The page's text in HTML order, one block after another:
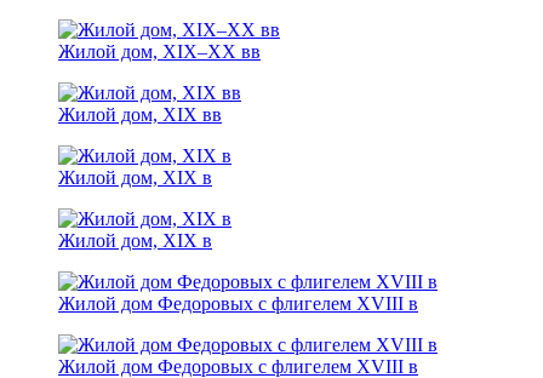
Жилой дом, XIX–XX вв
Жилой дом, XIX вв
Жилой дом, XIX в
Жилой дом, XIX в
Жилой дом Федоровых с флигелем XVIII в
Жилой дом Федоровых с флигелем XVIII в